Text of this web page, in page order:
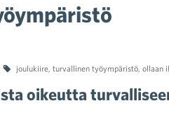
joulukiire, turvallinen työympäristö, ollaan
oikeutta